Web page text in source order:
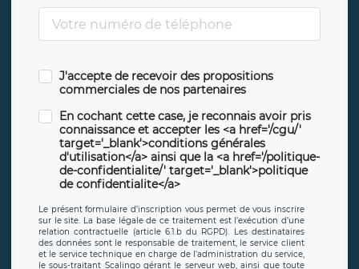
J'accepte de recevoir des propositions
commerciales de nos partenaires
En cochant cette case, je reconnais avoir pris
connaissance et accepter les <a href='/cgu/'
target='_blank'>conditions générales
d'utilisation</a> ainsi que la <a href='/politique-
de-confidentialite/' target='_blank'>politique
de confidentialite</a>
Le présent formulaire d’inscription vous permet de vous inscrire
sur le site. La base légale de ce traitement est l’exécution d’une
relation contractuelle (article 6.1.b du RGPD). Les destinataires
des données sont le responsable de traitement, le service client
et le service technique en charge de l’administration du service,
le sous-traitant Scalingo gérant le serveur web, ainsi que toute